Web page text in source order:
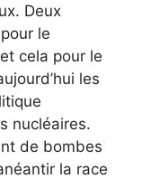
Deux
le
et cela pour le
les
nucléaires.
de bombes
la race